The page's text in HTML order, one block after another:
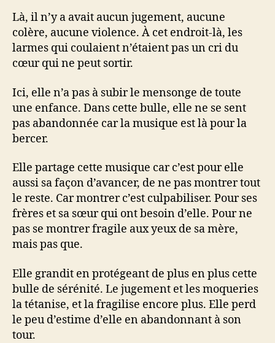
Là, il n’y a avait aucun jugement, aucune
colère, aucune violence. À cet endroit-là, les
larmes qui coulaient n’étaient pas un cri du
cœur qui ne peut sortir.
Ici, elle n’a pas à subir le mensonge de toute
une enfance. Dans cette bulle, elle ne se sent
pas abandonnée car la musique est là pour la
bercer.
Elle partage cette musique car c’est pour elle
aussi sa façon d’avancer, de ne pas montrer tout
le reste. Car montrer c’est culpabiliser. Pour ses
frères et sa sœur qui ont besoin d’elle. Pour ne
pas se montrer fragile aux yeux de sa mère,
mais pas que.
Elle grandit en protégeant de plus en plus cette
bulle de sérénité. Le jugement et les moqueries
la tétanise, et la fragilise encore plus. Elle perd
le peu d’estime d’elle en abandonnant à son
tour.